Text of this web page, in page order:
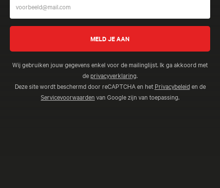
Wij gebruiken jouw gegevens enkel voor de mailinglijst. Ik ga akkoord met
de privacyverklaring.
Deze site wordt beschermd door reCAPTCHA en het Privacybeleid en de
Servicevoorwaarden van Google zijn van toepassing.